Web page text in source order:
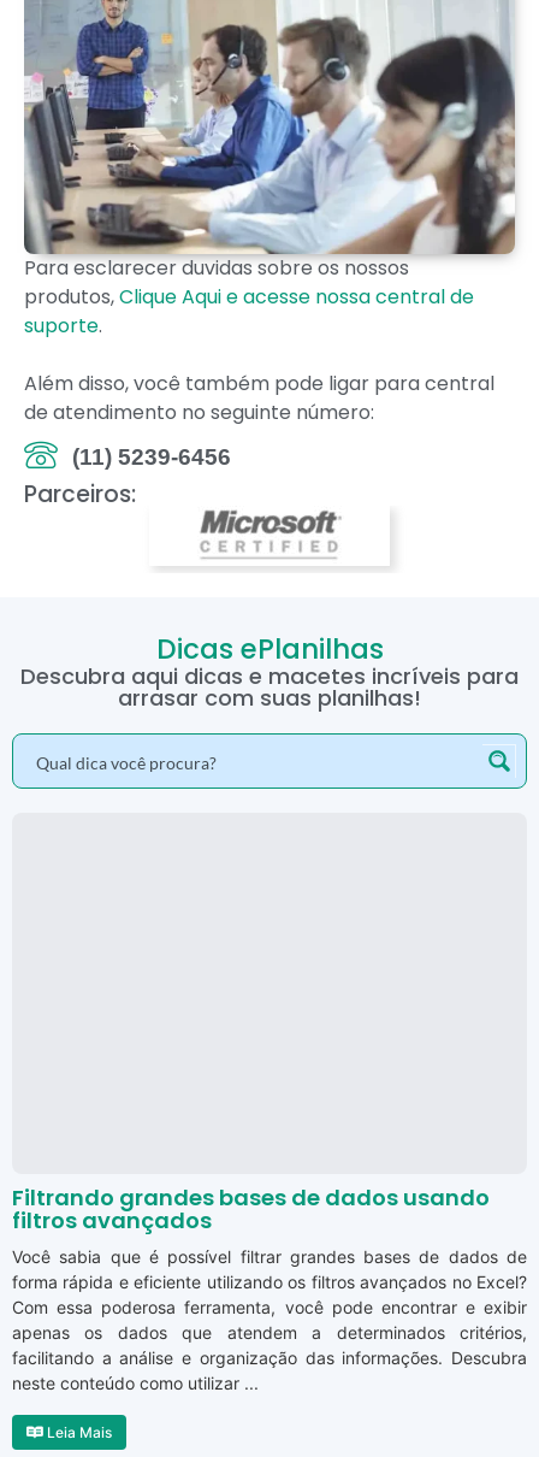
Para esclarecer duvidas sobre os nossos
produtos,Clique Aqui e acesse nossa central de
suporte.
Além disso, você também pode ligar para central
de atendimento no seguinte número:
(11) 5239-6456
Parceiros:
Dicas ePlanilhas
Descubra aqui dicas e macetes incríveis para
arrasar com suas planilhas!
Filtrando grandes bases de dados usando
filtros avançados
Você sabia que é possível filtrar grandes bases de dados de
forma rápida e eficiente utilizando os filtros avançados no Excel?
Com essa poderosa ferramenta, você pode encontrar e exibir
apenas os dados que atendem a determinados critérios,
facilitando a análise e organização das informações. Descubra
neste conteúdo como utilizar ...
Leia Mais